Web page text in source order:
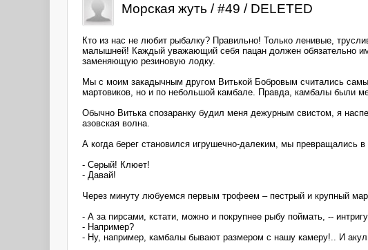
Морская жуть / #49 / DELETED
Кто из нас не любит рыбалку? Правильно! Только ленивые,
малышней! Каждый уважающий себя пацан должен обязательно
заменяющую резиновую лодку.
Мы с моим закадычным другом Витькой Бобровым считались
мартовиков, но и по небольшой камбале. Правда, камбалы были
Обычно Витька спозаранку будил меня дежурным свистом, я
азовская волна.
А когда берег становился игрушечно-далеким, мы превращались
- Серый! Клюет!
- Давай!
Через минуту любуемся первым трофеем – пестрый и крупный
- А за пирсами, кстати, можно и покрупнее рыбу поймать, --
- Например?
- Ну, например, камбалы бывают размером с нашу камеру!.. И